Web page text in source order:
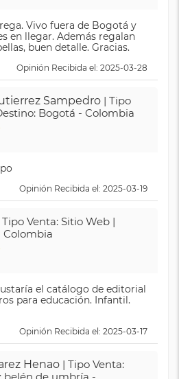
Vivo fuera de Bogotá y
en llegar. Además regalan
buen detalle. Gracias.
Opinión Recibida el: 2025-03-28
Sampedro | Tipo
Bogotá - Colombia
Opinión Recibida el: 2025-03-19
Tipo Venta: Sitio Web |
Colombia
el catálogo de editorial
para educación. Infantil.
Opinión Recibida el: 2025-03-17
Henao | Tipo Venta: